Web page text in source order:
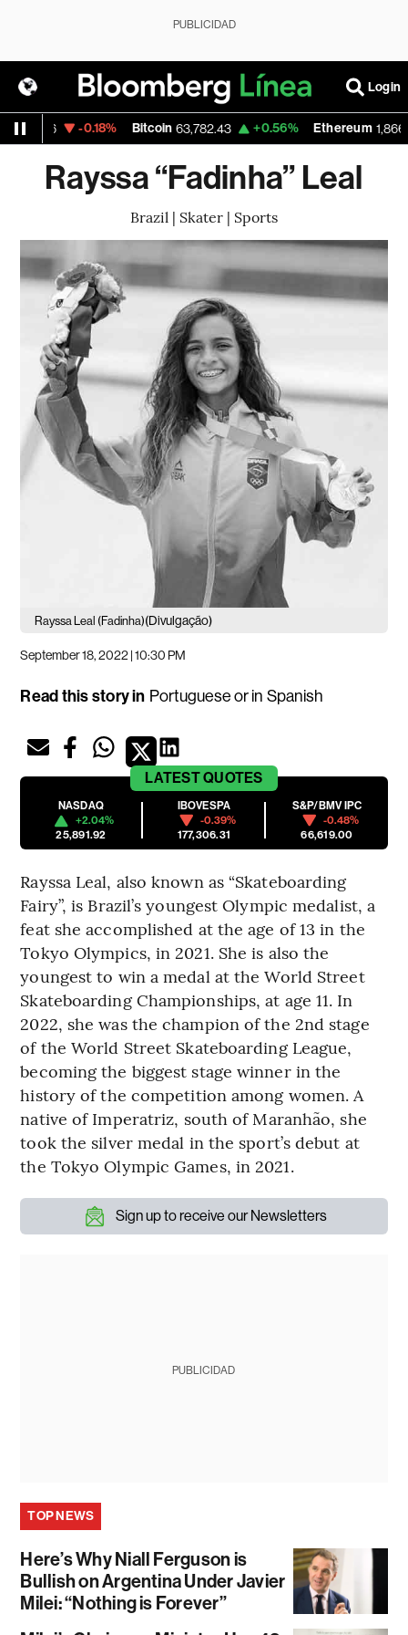
PUBLICIDAD
Login
-0.18% Bitcoin 63,782.43 +0.56% Ethereum
Rayssa “Fadinha” Leal
Brazil | Skater | Sports
Rayssa Leal (Fadinha)(Divulgação)
September 18, 2022 | 10:30 PM
Read this story in Portuguese or in Spanish
LATESTQUOTES
NASDAQ
+2.04%
25,891.92
IBOVESPA
-0.39%
177,306.31
S&P/BMV IPC
-0.48%
66,619.00
Rayssa Leal, also known as “Skateboarding
Fairy”, is Brazil’s youngest Olympic medalist, a
feat she accomplished at the age of 13 in the
Tokyo Olympics, in 2021. She is also the
youngest to win a medal at the World Street
Skateboarding Championships, at age 11. In
2022, she was the champion of the 2nd stage
of the World Street Skateboarding League,
becoming the biggest stage winner in the
history of the competition among women. A
native of Imperatriz, south of Maranhão, she
took the silver medal in the sport’s debut at
the Tokyo Olympic Games, in 2021.
Sign up to receive our Newsletters
PUBLICIDAD
TOP NEWS
Here’s Why Niall Ferguson is
Bullish on Argentina Under Javier
Milei: “Nothing is Forever”